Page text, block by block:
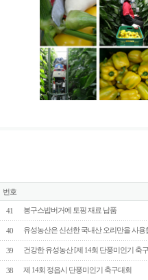
번호
41 봉구스밥버거에 토핑 재료 납품
40 유성농산은 신선한 국내산 오리만을 사용
39 건강한 유성농산 [제 14회 단풍미인기 축
38 제 14회 정읍시 단풍미인기 축구대회